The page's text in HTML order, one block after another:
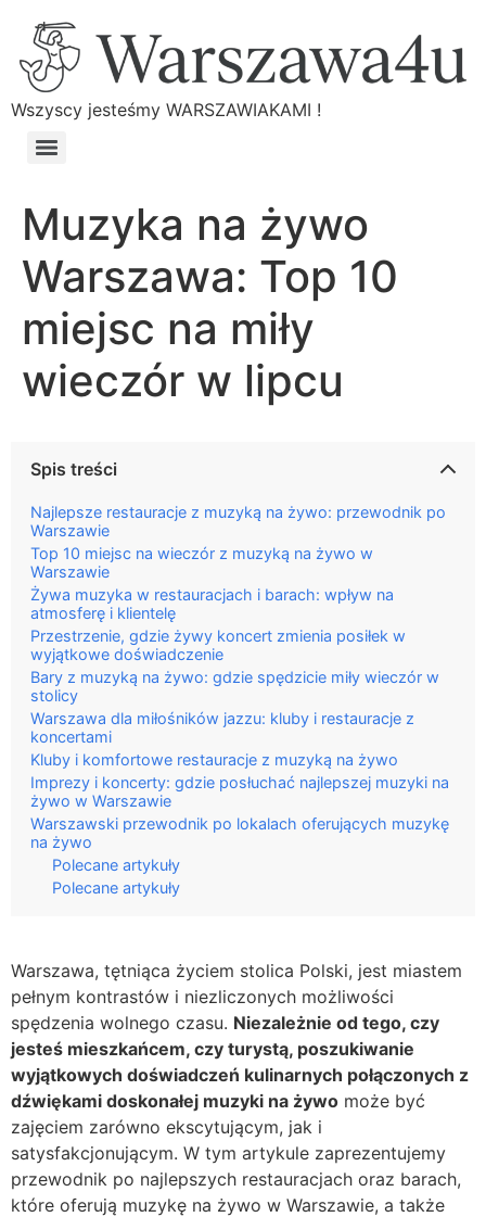
Wszyscy jesteśmy WARSZAWIAKAMI !
Muzyka na żywo
Warszawa: Top 10
miejsc na miły
wieczór w lipcu
Spis treści
Najlepsze restauracje z muzyką na żywo: przewodnik po
Warszawie
Top 10 miejsc na wieczór z muzyką na żywo w
Warszawie
Żywa muzyka w restauracjach i barach: wpływ na
atmosferę i klientelę
Przestrzenie, gdzie żywy koncert zmienia posiłek w
wyjątkowe doświadczenie
Bary z muzyką na żywo: gdzie spędzicie miły wieczór w
stolicy
Warszawa dla miłośników jazzu: kluby i restauracje z
koncertami
Kluby i komfortowe restauracje z muzyką na żywo
Imprezy i koncerty: gdzie posłuchać najlepszej muzyki na
żywo w Warszawie
Warszawski przewodnik po lokalach oferujących muzykę
na żywo
Polecane artykuły
Polecane artykuły
Warszawa, tętniąca życiem stolica Polski, jest miastem
pełnym kontrastów i niezliczonych możliwości
spędzenia wolnego czasu. Niezależnie od tego, czy
jesteś mieszkańcem, czy turystą, poszukiwanie
wyjątkowych doświadczeń kulinarnych połączonych z
dźwiękami doskonałej muzyki na żywo może być
zajęciem zarówno ekscytującym, jak i
satysfakcjonującym. W tym artykule zaprezentujemy
przewodnik po najlepszych restauracjach oraz barach,
które oferują muzykę na żywo w Warszawie, a także